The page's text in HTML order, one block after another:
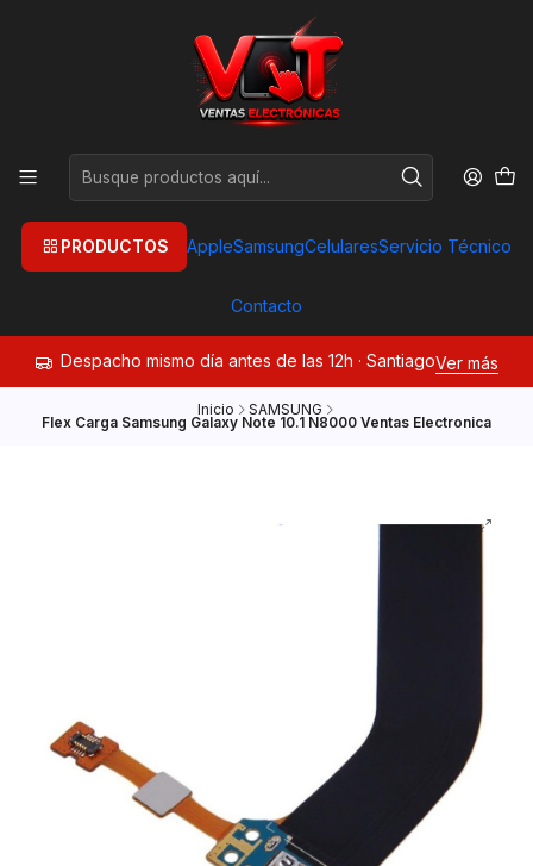
PRODUCTOS AppleSamsungCelularesServicio Técnico
Contacto
Despacho mismo día antes de las 12h · SantiagoVer más
Inicio SAMSUNG
Flex Carga Samsung Galaxy Note 10.1 N8000 Ventas Electronica